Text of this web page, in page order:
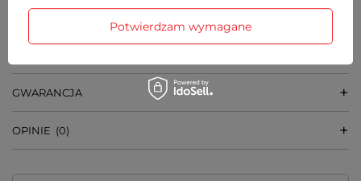
37 g
GWARANCJA
OPINIE (0)
Potwierdzam wymagane